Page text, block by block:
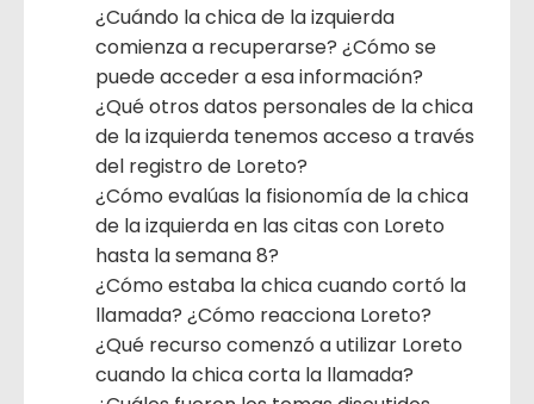
¿Cuándo la chica de la izquierda
comienza a recuperarse? ¿Cómo se
puede acceder a esa información?
¿Qué otros datos personales de la chica
de la izquierda tenemos acceso a través
del registro de Loreto?
¿Cómo evalúas la fisionomía de la chica
de la izquierda en las citas con Loreto
hasta la semana 8?
¿Cómo estaba la chica cuando cortó la
llamada? ¿Cómo reacciona Loreto?
¿Qué recurso comenzó a utilizar Loreto
cuando la chica corta la llamada?